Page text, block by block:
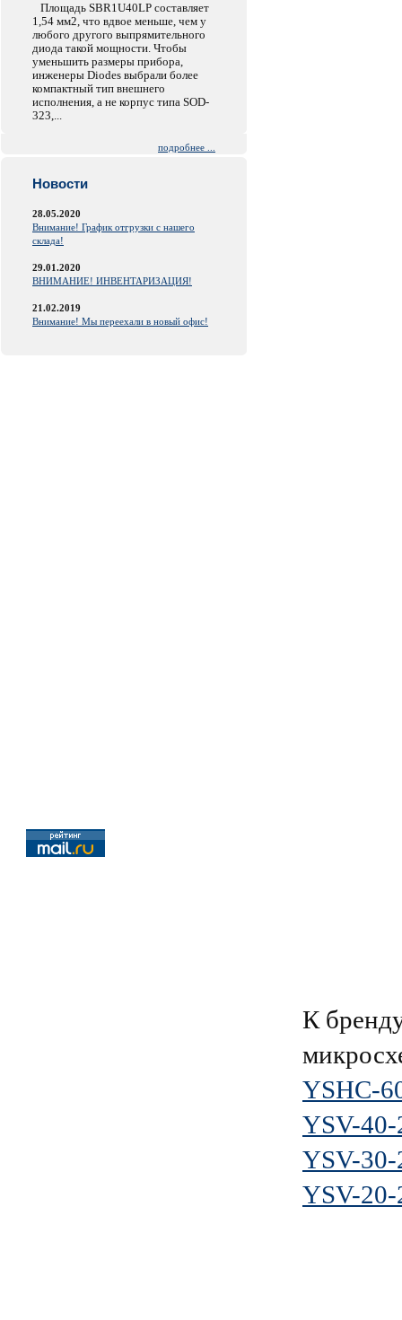
Площадь SBR1U40LP составляет
1,54 мм2, что вдвое меньше, чем у
любого другого выпрямительного
диода такой мощности. Чтобы
уменьшить размеры прибора,
инженеры Diodes выбрали более
компактный тип внешнего
исполнения, а не корпус типа SOD-
323,...
подробнее ...
Новости
28.05.2020
Внимание! График отгрузки с нашего
склада!
29.01.2020
ВНИМАНИЕ! ИНВЕНТАРИЗАЦИЯ!
21.02.2019
Внимание! Мы переехали в новый офис!
К
YSHC-
YSV-40-
YSV-30-
YSV-20-